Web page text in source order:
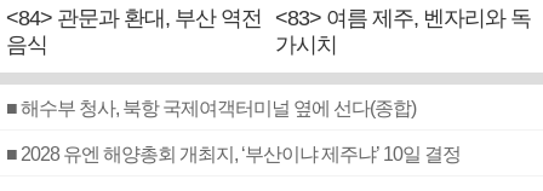
<84> 관문과 환대, 부산 역전
음식
<83> 여름 제주, 벤자리와 독
가시치
■ 해수부 청사, 북항 국제여객터미널 옆에 선다(종합)
■ 2028 유엔 해양총회 개최지, ‘부산이냐 제주냐’ 10일 결정